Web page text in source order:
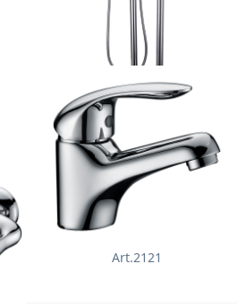
Art.PK364D
Art.2121